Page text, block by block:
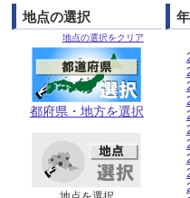
地点の選択
地点の選択をクリア
都府県・地方を選択